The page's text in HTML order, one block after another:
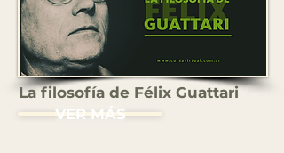
La filosofía de Félix Guattari
VER MÁS